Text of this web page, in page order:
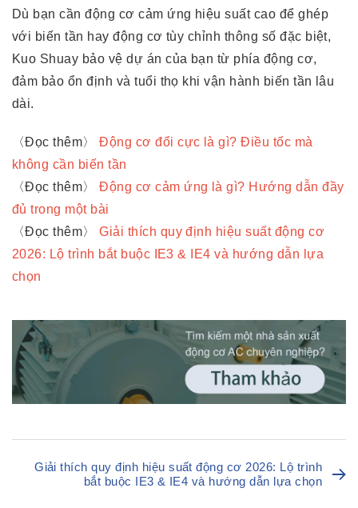
Dù bạn cần động cơ cảm ứng hiệu suất cao để ghép
với biến tần hay động cơ tùy chỉnh thông số đặc biệt,
Kuo Shuay bảo vệ dự án của bạn từ phía động cơ,
đảm bảo ổn định và tuổi thọ khi vận hành biến tần lâu
dài.
〈Đọc thêm〉Động cơ đổi cực là gì? Điều tốc mà
không cần biến tần
〈Đọc thêm〉Động cơ cảm ứng là gì? Hướng dẫn đầy
đủ trong một bài
〈Đọc thêm〉Giải thích quy định hiệu suất động cơ
2026: Lộ trình bắt buộc IE3 & IE4 và hướng dẫn lựa
chọn
Giải thích quy định hiệu suất động cơ 2026: Lộ trình
bắt buộc IE3 & IE4 và hướng dẫn lựa chọn